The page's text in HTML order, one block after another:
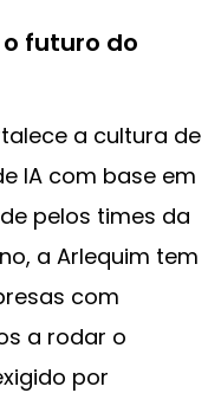
futuro do
a cultura de
IA com base em
pelos times da
a Arlequim tem
com
a rodar o
por